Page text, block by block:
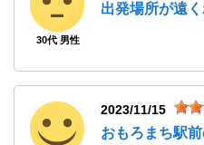
30代 男性
出発場所が遠
2023/11/15
おもろまち駅